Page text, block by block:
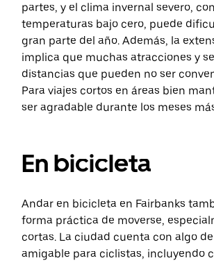
partes, y el clima invernal severo,
temperaturas bajo cero, puede
gran parte del año. Además, la
implica que muchas atracciones y
distancias que pueden no ser
Para viajes cortos en áreas bien
ser agradable durante los meses
En bicicleta
Andar en bicicleta en Fairbanks
forma práctica de moverse,
cortas. La ciudad cuenta con algo
amigable para ciclistas, incluyendo